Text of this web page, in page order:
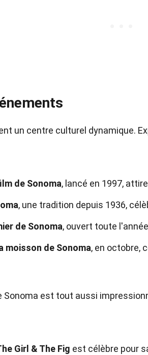
un centre culturel dynamique.
de Sonoma, lancé en 1997,
, une tradition depuis 1936,
de Sonoma, ouvert toute
moisson de Sonoma, en octobre,
Sonoma est tout aussi
Girl & The Fig est célèbre pour